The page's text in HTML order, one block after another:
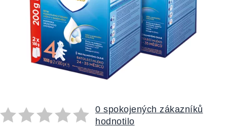
0 spokojených zákazníků
hodnotilo